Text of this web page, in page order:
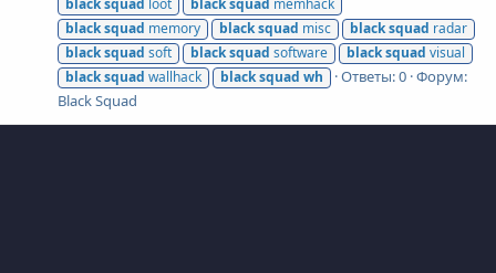
blacksquad memory blacksquad misc blacksquad radar
blacksquad soft blacksquad software blacksquad visual
blacksquad wallhack blacksquad wh Ответы: 0 Форум:
Black Squad